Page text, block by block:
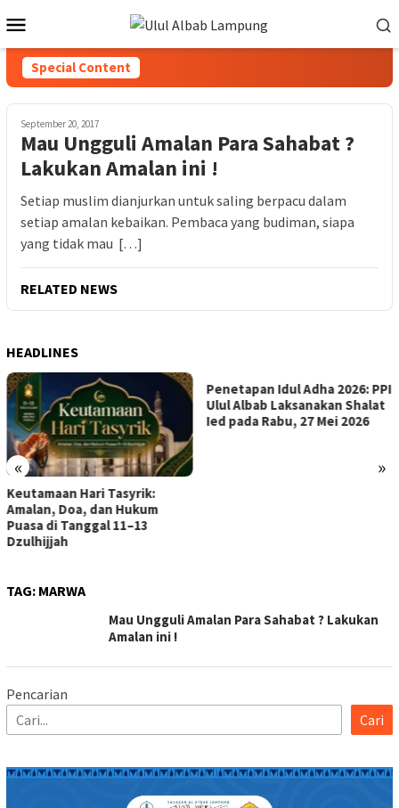
Special Content
September 20, 2017
Mau Ungguli Amalan Para Sahabat ?
Lakukan Amalan ini !
Setiap muslim dianjurkan untuk saling berpacu dalam
setiap amalan kebaikan. Pembaca yang budiman, siapa
yang tidak mau […]
RELATED NEWS
HEADLINES
« »
Penetapan Idul Adha 2026: PPI
Ulul Albab Laksanakan Shalat
Ied pada Rabu, 27 Mei 2026
PPI Ulul Albab Lampung
Lomba MHQ Ramadhan
TAG: MARWA
Mau Ungguli Amalan Para Sahabat ? Lakukan
Amalan ini !
Pencarian
Cari